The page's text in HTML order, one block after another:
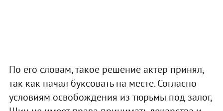
По его словам, такое решение актер принял,
так как начал буксовать на месте. Согласно
условиям освобождения из тюрьмы под залог,